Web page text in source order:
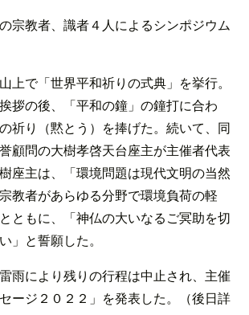
宗教者、識者４人によるシンポジウム
上で「世界平和祈りの式典」を挙行。
拶の後、「平和の鐘」の鐘打に合わ
祈り（黙とう）を捧げた。続いて、同
顧問の大樹孝啓天台座主が主催者代表
座主は、「環境問題は現代文明の当然
教者があらゆる分野で環境負荷の軽
ともに、「神仏の大いなるご冥助を切
」と誓願した。
雨により残りの行程は中止され、主催
ージ２０２２」を発表した。（後日詳